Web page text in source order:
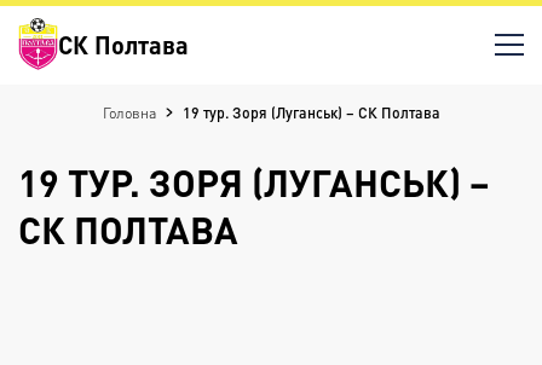
СК Полтава
Головна 19 тур. Зоря (Луганськ) – СК Полтава
19 ТУР. ЗОРЯ (ЛУГАНСЬК) –
СК ПОЛТАВА